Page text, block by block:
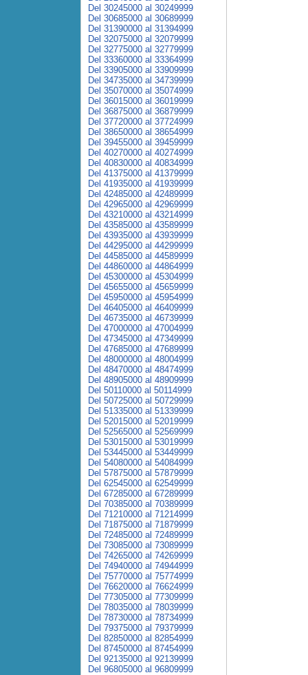
Del 30245000 al 30249999
Del 30685000 al 30689999
Del 31390000 al 31394999
Del 32075000 al 32079999
Del 32775000 al 32779999
Del 33360000 al 33364999
Del 33905000 al 33909999
Del 34735000 al 34739999
Del 35070000 al 35074999
Del 36015000 al 36019999
Del 36875000 al 36879999
Del 37720000 al 37724999
Del 38650000 al 38654999
Del 39455000 al 39459999
Del 40270000 al 40274999
Del 40830000 al 40834999
Del 41375000 al 41379999
Del 41935000 al 41939999
Del 42485000 al 42489999
Del 42965000 al 42969999
Del 43210000 al 43214999
Del 43585000 al 43589999
Del 43935000 al 43939999
Del 44295000 al 44299999
Del 44585000 al 44589999
Del 44860000 al 44864999
Del 45300000 al 45304999
Del 45655000 al 45659999
Del 45950000 al 45954999
Del 46405000 al 46409999
Del 46735000 al 46739999
Del 47000000 al 47004999
Del 47345000 al 47349999
Del 47685000 al 47689999
Del 48000000 al 48004999
Del 48470000 al 48474999
Del 48905000 al 48909999
Del 50110000 al 50114999
Del 50725000 al 50729999
Del 51335000 al 51339999
Del 52015000 al 52019999
Del 52565000 al 52569999
Del 53015000 al 53019999
Del 53445000 al 53449999
Del 54080000 al 54084999
Del 57875000 al 57879999
Del 62545000 al 62549999
Del 67285000 al 67289999
Del 70385000 al 70389999
Del 71210000 al 71214999
Del 71875000 al 71879999
Del 72485000 al 72489999
Del 73085000 al 73089999
Del 74265000 al 74269999
Del 74940000 al 74944999
Del 75770000 al 75774999
Del 76620000 al 76624999
Del 77305000 al 77309999
Del 78035000 al 78039999
Del 78730000 al 78734999
Del 79375000 al 79379999
Del 82850000 al 82854999
Del 87450000 al 87454999
Del 92135000 al 92139999
Del 96805000 al 96809999